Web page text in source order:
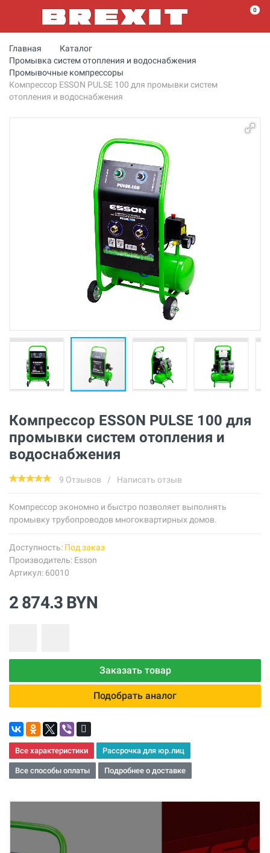
0
Главная
Каталог
Промывка систем отопления и водоснабжения
Промывочные компрессоры
Компрессор ESSON PULSE 100 для промывки систем
отопления и водоснабжения
Компрессор ESSON PULSE 100 для
промывки систем отопления и
водоснабжения
9 Отзывов / Написать отзыв
Компрессор экономно и быстро позволяет выполнять
промывку трубопроводов многоквартирных домов.
Доступность: Под заказ
Производитель: Esson
Артикул: 60010
2 874.3 BYN
Заказать товар
Подобрать аналог
Все характеристики Рассрочка для юр.лиц
Все способы оплаты Подробнее о доставке